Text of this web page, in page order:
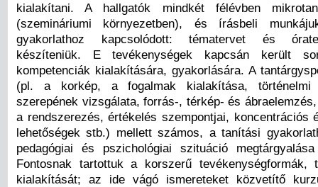
kialakítani. A hallgatók mindkét félévben
(szemináriumi környezetben), és írásbeli
gyakorlathoz kapcsolódott: tématervet és
készíteniük. E tevékenységek kapcsán került
kompetenciák kialakítására, gyakorlására. A
(pl. a korkép, a fogalmak kialakítása, történelmi
szerepének vizsgálata, forrás-, térkép- és
a rendszerezés, értékelés szempontjai, koncentrációs
lehetőségek stb.) mellett számos, a tanítási
pedagógiai és pszichológiai szituáció
Fontosnak tartottuk a korszerű tevékenységformák,
kialakítását; az ide vágó ismereteket közvetítő